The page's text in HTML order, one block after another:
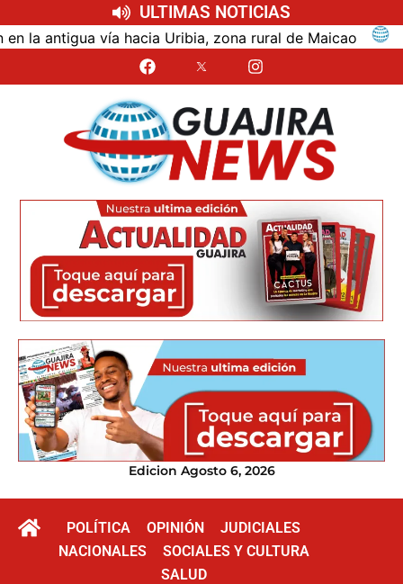
ULTIMAS NOTICIAS
vía hacia Uribia, zona rural de Maicao
Edicion Agosto 6, 2026
POLÍTICA OPINIÓN
JUDICIALES
NACIONALES
SOCIALES Y CULTURA
SALUD